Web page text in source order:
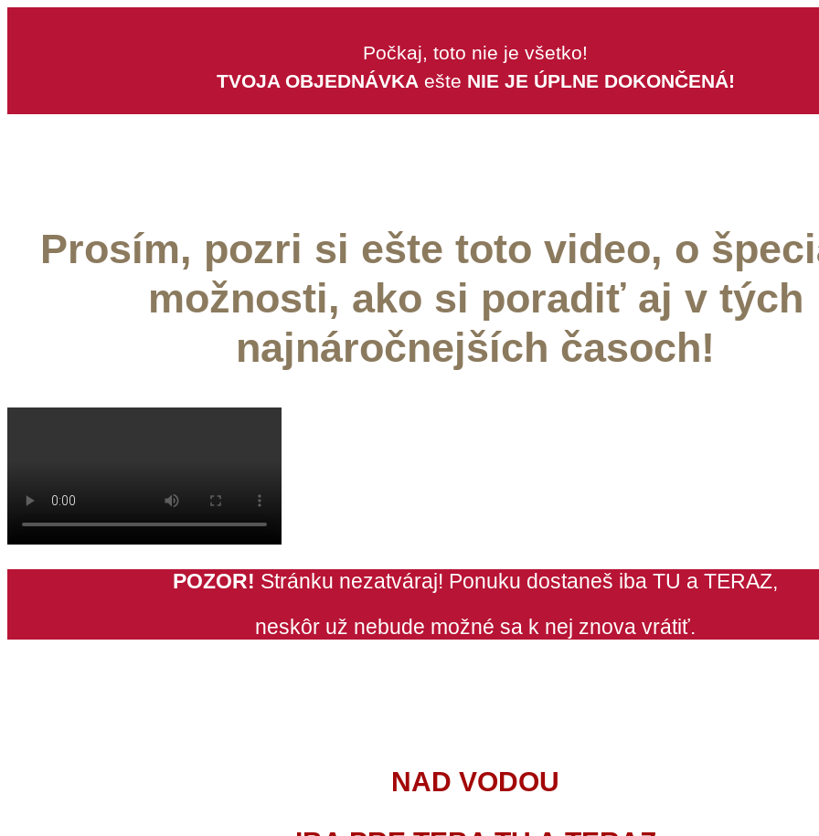
Počkaj, toto nie je všetko!
TVOJA OBJEDNÁVKA ešte NIE JE ÚPLNE DOKONČENÁ!
Prosím, pozri si ešte toto video, o
možnosti, ako si poradiť aj v tých
najnáročnejších časoch!
POZOR! Stránku nezatváraj! Ponuku dostaneš iba TU a TERAZ,
neskôr už nebude možné sa k nej znova vrátiť.
NAD VODOU